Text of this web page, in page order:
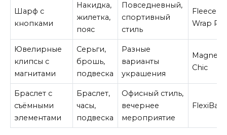
Шарф с
кнопками
Накидка,
жилетка,
пояс
Повседневный,
спортивный
стиль
Fleece
Wrap
Ювелирные
клипсы с
магнитами
Серьги,
брошь,
подвеска
Разные
варианты
украшения
Magnetic
Chic
Браслет с
съёмными
элементами
Браслет,
часы,
подвеска
Офисный стиль,
вечернее
мероприятие